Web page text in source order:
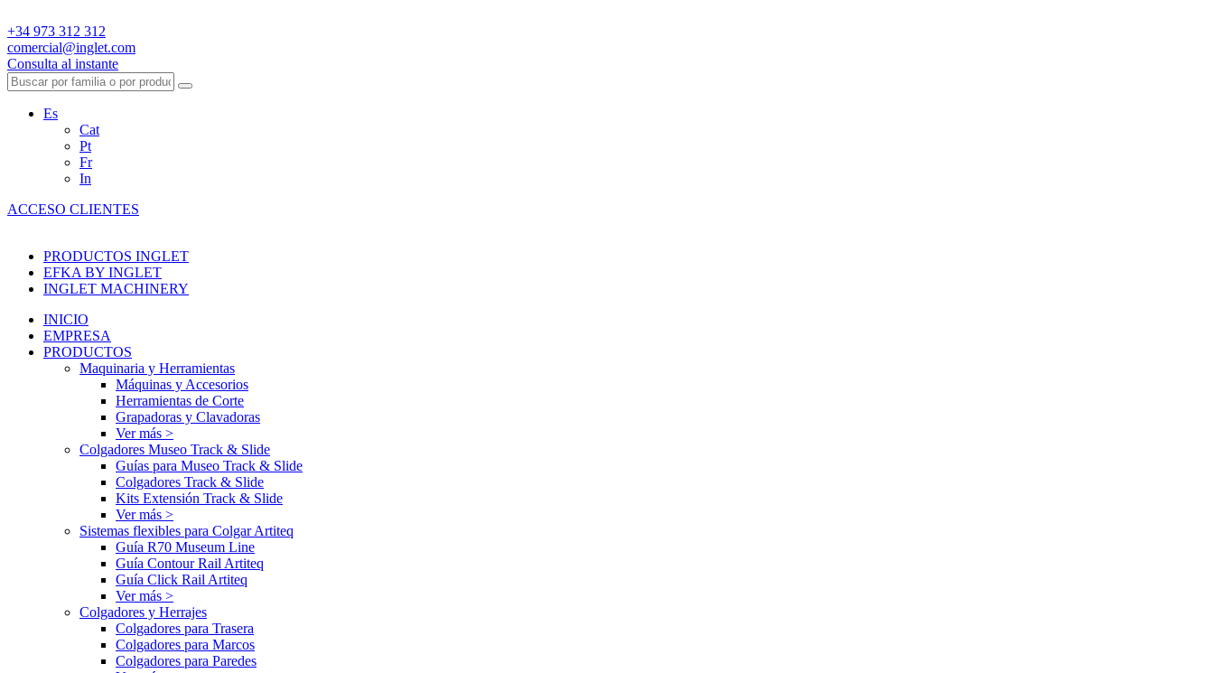
+34 973 312 312
comercial@inglet.com
Consulta al instante
Es
Cat
Pt
Fr
In
ACCESO CLIENTES
PRODUCTOS INGLET
EFKA BY INGLET
INGLET MACHINERY
INICIO
EMPRESA
PRODUCTOS
Maquinaria y Herramientas
Máquinas y Accesorios
Herramientas de Corte
Grapadoras y Clavadoras
Ver más >
Colgadores Museo Track & Slide
Guías para Museo Track & Slide
Colgadores Track & Slide
Kits Extensión Track & Slide
Ver más >
Sistemas flexibles para Colgar Artiteq
Guía R70 Museum Line
Guía Contour Rail Artiteq
Guía Click Rail Artiteq
Ver más >
Colgadores y Herrajes
Colgadores para Trasera
Colgadores para Marcos
Colgadores para Paredes